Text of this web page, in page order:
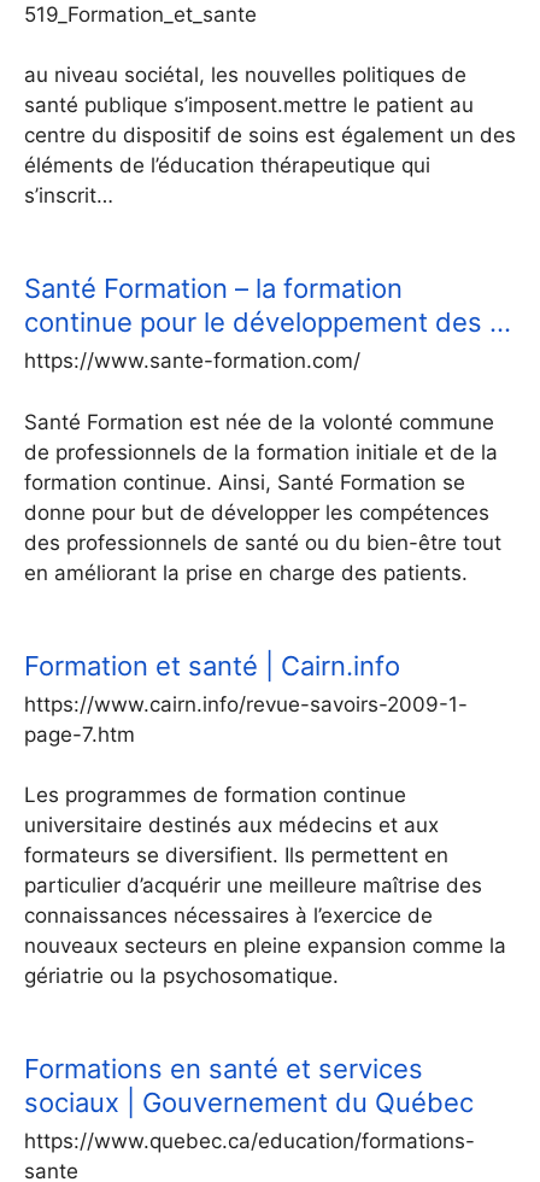
519_Formation_et_sante
au niveau sociétal, les nouvelles politiques de
santé publique s’imposent.mettre le patient au
centre du dispositif de soins est également un des
éléments de l’éducation thérapeutique qui
s’inscrit…
Santé Formation – la formation
continue pour le développement des …
https://www.sante-formation.com/
Santé Formation est née de la volonté commune
de professionnels de la formation initiale et de la
formation continue. Ainsi, Santé Formation se
donne pour but de développer les compétences
des professionnels de santé ou du bien-être tout
en améliorant la prise en charge des patients.
Formation et santé | Cairn.info
https://www.cairn.info/revue-savoirs-2009-1-
page-7.htm
Les programmes de formation continue
universitaire destinés aux médecins et aux
formateurs se diversifient. Ils permettent en
particulier d’acquérir une meilleure maîtrise des
connaissances nécessaires à l’exercice de
nouveaux secteurs en pleine expansion comme la
gériatrie ou la psychosomatique.
Formations en santé et services
sociaux | Gouvernement du Québec
https://www.quebec.ca/education/formations-
sante